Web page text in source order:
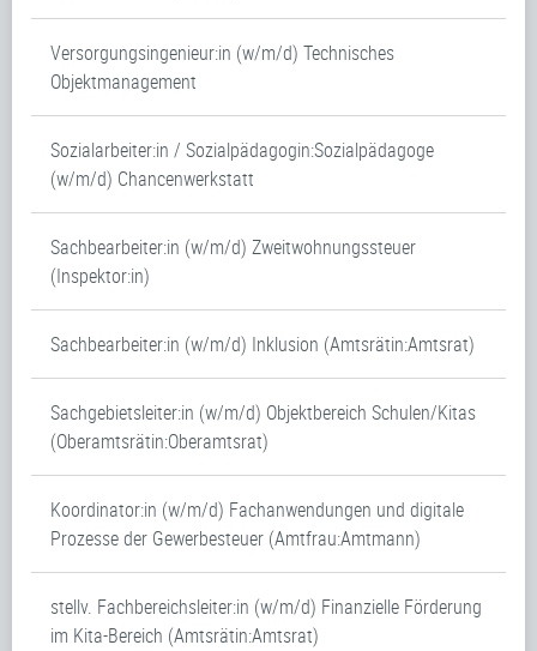
Versorgungsingenieur:in (w/m/d) Technisches
Objektmanagement
Sozialarbeiter:in / Sozialpädagogin:Sozialpädagoge
(w/m/d) Chancenwerkstatt
Sachbearbeiter:in (w/m/d) Zweitwohnungssteuer
(Inspektor:in)
Sachbearbeiter:in (w/m/d) Inklusion (Amtsrätin:Amtsrat)
Sachgebietsleiter:in (w/m/d) Objektbereich Schulen/Kitas
(Oberamtsrätin:Oberamtsrat)
Koordinator:in (w/m/d) Fachanwendungen und digitale
Prozesse der Gewerbesteuer (Amtfrau:Amtmann)
stellv. Fachbereichsleiter:in (w/m/d) Finanzielle Förderung
im Kita-Bereich (Amtsrätin:Amtsrat)